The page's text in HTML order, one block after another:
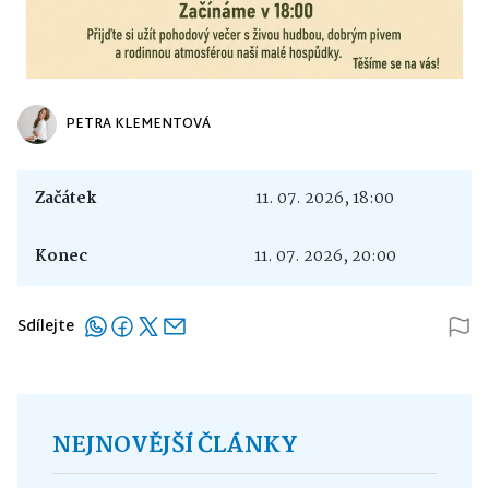
PETRA KLEMENTOVÁ
Začátek 11. 07. 2026, 18:00
Konec 11. 07. 2026, 20:00
Sdílejte
NEJNOVĚJŠÍ ČLÁNKY